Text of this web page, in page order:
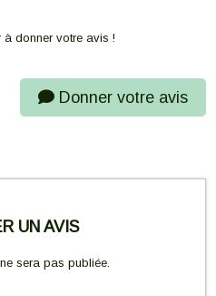
à donner votre avis !
Donner votre avis
UN AVIS
sera pas publiée.